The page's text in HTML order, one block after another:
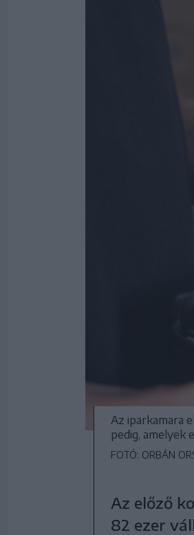
Az iparkamara
pedig, amelyek
FOTÓ: ORBÁN
Az előző
82 ezer